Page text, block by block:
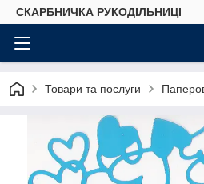
СКАРБНИЧКА РУКОДІЛЬНИЦІ
Товари та послуги